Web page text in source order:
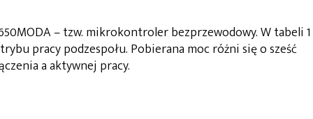
– tzw. mikrokontroler bezprzewodowy. W tabeli 1
pracy podzespołu. Pobierana moc różni się o sześć
a aktywnej pracy.